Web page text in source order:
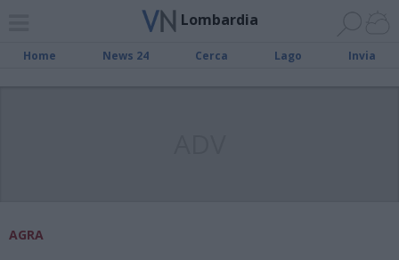
Lombardia
Home News 24 Cerca Lago Invia
AGRA